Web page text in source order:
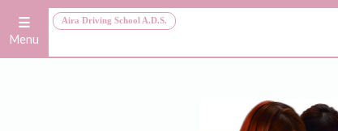
Aira Driving School A.D.S.
≡
Menu